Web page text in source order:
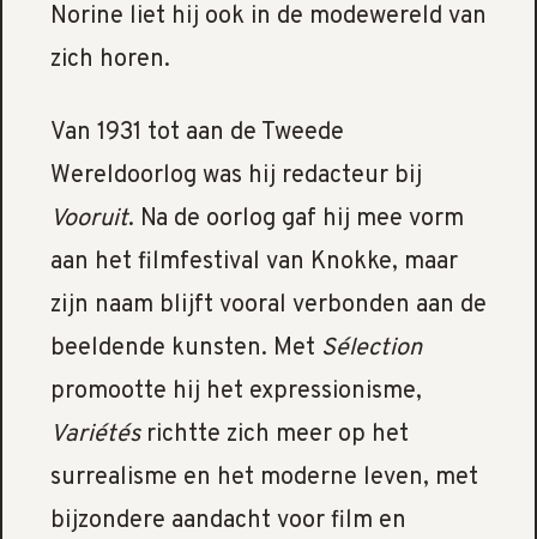
Norine liet hij ook in de modewereld van
zich horen.
Van 1931 tot aan de Tweede
Wereldoorlog was hij redacteur bij
Vooruit. Na de oorlog gaf hij mee vorm
aan het filmfestival van Knokke, maar
zijn naam blijft vooral verbonden aan de
beeldende kunsten. Met Sélection
promootte hij het expressionisme,
Variétésrichtte zich meer op het
surrealisme en het moderne leven, met
bijzondere aandacht voor film en